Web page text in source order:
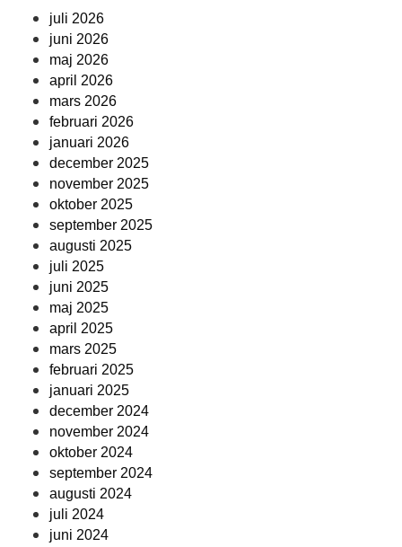
juli 2026
juni 2026
maj 2026
april 2026
mars 2026
februari 2026
januari 2026
december 2025
november 2025
oktober 2025
september 2025
augusti 2025
juli 2025
juni 2025
maj 2025
april 2025
mars 2025
februari 2025
januari 2025
december 2024
november 2024
oktober 2024
september 2024
augusti 2024
juli 2024
juni 2024